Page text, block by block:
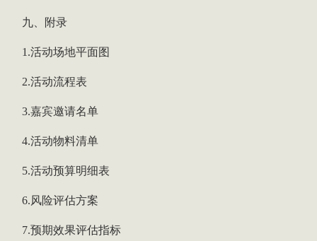
九、附录
1.活动场地平面图
2.活动流程表
3.嘉宾邀请名单
4.活动物料清单
5.活动预算明细表
6.风险评估方案
7.预期效果评估指标